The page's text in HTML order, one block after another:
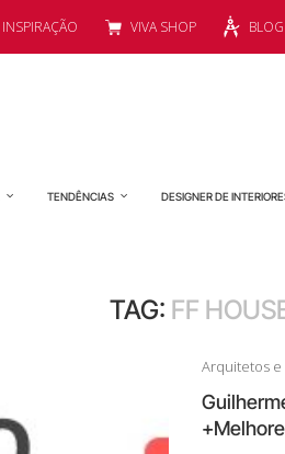
INSPIRAÇÃO VIVA SHOP
TENDÊNCIAS DESIGNER DE
TAG: FF
Arquitetos e